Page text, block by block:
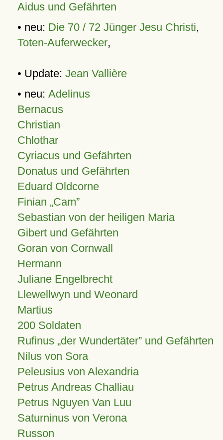
Aidus und Gefährten
• neu: Die 70 / 72 Jünger Jesu Christi,
Toten-Auferwecker,
• Update: Jean Vallière
• neu: Adelinus
Bernacus
Christian
Chlothar
Cyriacus und Gefährten
Donatus und Gefährten
Eduard Oldcorne
Finian Cam
Sebastian von der heiligen Maria
Gibert und Gefährten
Goran von Cornwall
Hermann
Juliane Engelbrecht
Llewellwyn und Weonard
Martius
200 Soldaten
Rufinus „der Wundertäter” und Gefährten
Nilus von Sora
Peleusius von Alexandria
Petrus Andreas Challiau
Petrus Nguyen Van Luu
Saturninus von Verona
Russon